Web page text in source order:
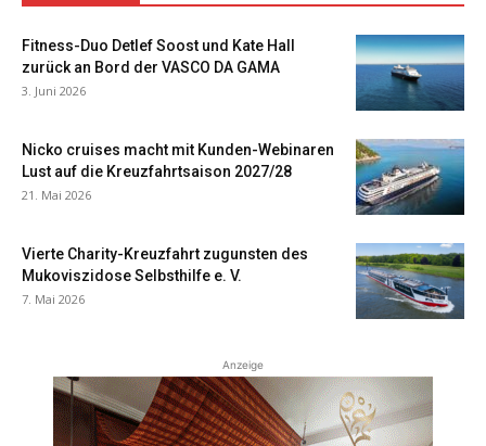
Fitness-Duo Detlef Soost und Kate Hall
zurück an Bord der VASCO DA GAMA
3. Juni 2026
Nicko cruises macht mit Kunden-Webinaren
Lust auf die Kreuzfahrtsaison 2027/28
21. Mai 2026
Vierte Charity-Kreuzfahrt zugunsten des
Mukoviszidose Selbsthilfe e. V.
7. Mai 2026
Anzeige